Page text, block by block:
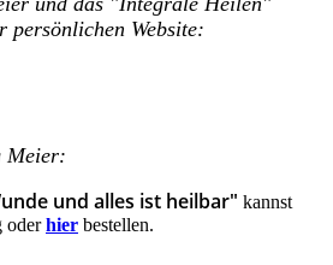
persönlichen Website:
Meier:
und alles ist heilbar" kannst
oderhier bestellen.